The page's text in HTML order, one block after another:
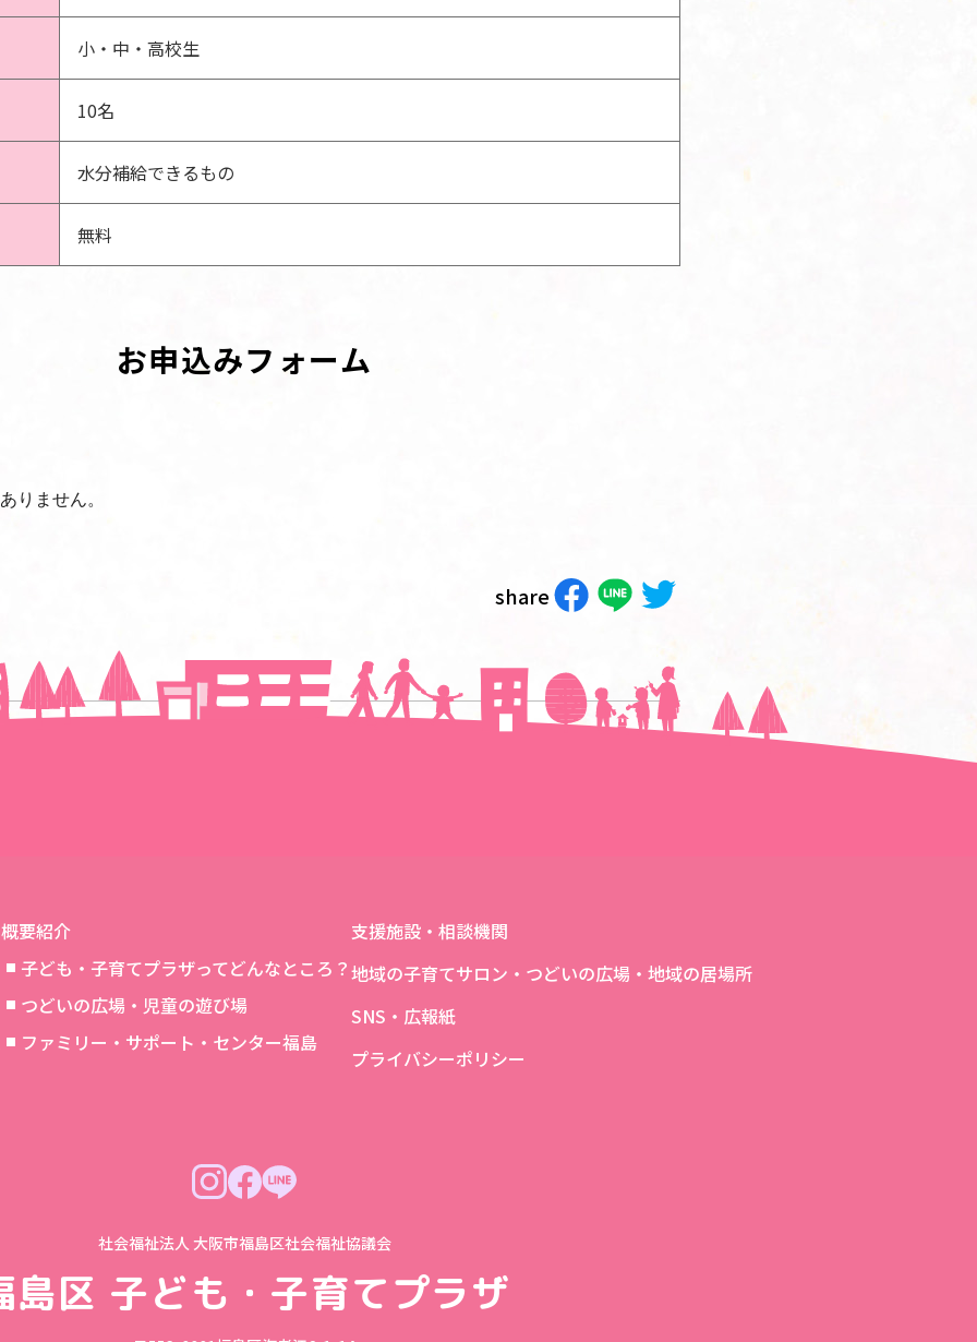
小・中・高校生
10名
水分補給できるもの
無料
お申込みフォーム
りません。
share
次の記事へ＞＞
概要紹介
子ども・子育てプラザってどんなところ？
つどいの広場・児童の遊び場
ファミリー・サポート・センター福島
支援施設・相談機関
地域の子育てサロン・つどいの広場・地域の居場所
SNS・広報紙
プライバシーポリシー
社会福祉法人 大阪市福島区社会福祉協議会
島区 子ども・子育てプラザ